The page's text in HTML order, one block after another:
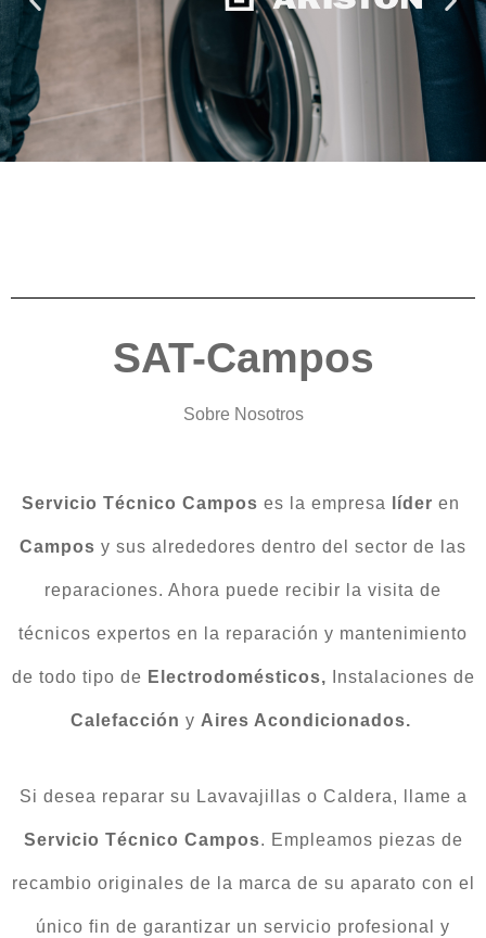
SAT-Campos
Sobre Nosotros
Servicio Técnico Campos es la empresa líder en
Campos y sus alrededores dentro del sector de las
reparaciones. Ahora puede recibir la visita de
técnicos expertos en la reparación y mantenimiento
de todo tipo de Electrodomésticos, Instalaciones de
Calefacción y Aires Acondicionados.
Si desea reparar su Lavavajillas o Caldera, llame a
Servicio Técnico Campos. Empleamos piezas de
recambio originales de la marca de su aparato con el
único fin de garantizar un servicio profesional y